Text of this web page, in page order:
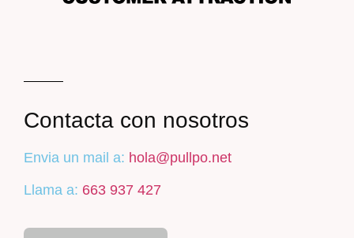
Contacta con nosotros
Envia un mail a: hola@pullpo.net
Llama a: 663 937 427